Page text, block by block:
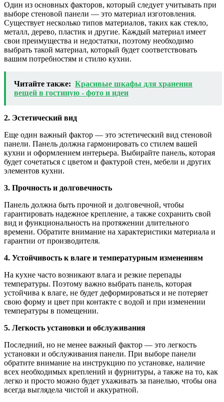
Один из основных факторов, который следует учитывать при
выборе стеновой панели — это материал изготовления.
Существует несколько типов материалов, таких как стекло,
металл, дерево, пластик и другие. Каждый материал имеет
свои преимущества и недостатки, поэтому необходимо
выбрать такой материал, который будет соответствовать
вашим потребностям и стилю кухни.
Читайте также: Красивые шкафы для хранения
вещей в гостиную - фото и идеи
2. Эстетический вид
Еще один важный фактор — это эстетический вид стеновой
панели. Панель должна гармонировать со стилем вашей
кухни и оформлением интерьера. Выбирайте панель, которая
будет сочетаться с цветом и фактурой стен, мебели и других
элементов кухни.
3. Прочность и долговечность
Панель должна быть прочной и долговечной, чтобы
гарантировать надежное крепление, а также сохранить свой
вид и функциональность на протяжении длительного
времени. Обратите внимание на характеристики материала и
гарантии от производителя.
4. Устойчивость к влаге и температурным изменениям
На кухне часто возникают влага и резкие перепады
температуры. Поэтому важно выбрать панель, которая
устойчива к влаге, не будет деформироваться и не потеряет
свою форму и цвет при контакте с водой и при изменении
температуры в помещении.
5. Легкость установки и обслуживания
Последний, но не менее важный фактор — это легкость
установки и обслуживания панели. При выборе панели
обратите внимание на инструкцию по установке, наличие
всех необходимых креплений и фурнитуры, а также на то, как
легко и просто можно будет ухаживать за панелью, чтобы она
всегда выглядела чистой и аккуратной.